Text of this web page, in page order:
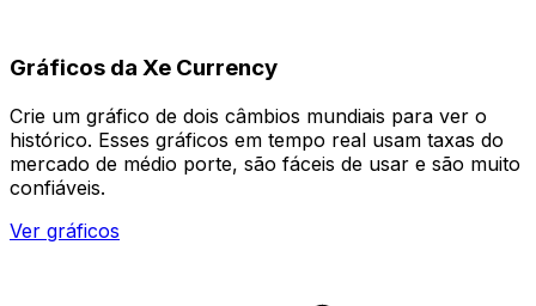
Gráficos da Xe Currency
Crie um gráfico de dois câmbios mundiais para ver o
histórico. Esses gráficos em tempo real usam taxas do
mercado de médio porte, são fáceis de usar e são muito
confiáveis.
Ver gráficos